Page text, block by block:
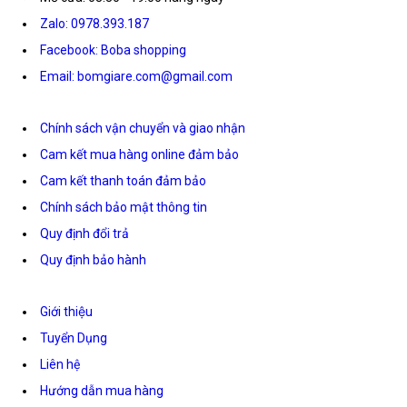
Zalo: 0978.393.187
Facebook: Boba shopping
Email: bomgiare.com@gmail.com
Chính sách vận chuyển và giao nhận
Cam kết mua hàng online đảm bảo
Cam kết thanh toán đảm bảo
Chính sách bảo mật thông tin
Quy định đổi trả
Quy định bảo hành
Giới thiệu
Tuyển Dụng
Liên hệ
Hướng dẫn mua hàng